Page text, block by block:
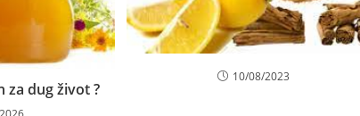
za dug život ?
10/08/2023